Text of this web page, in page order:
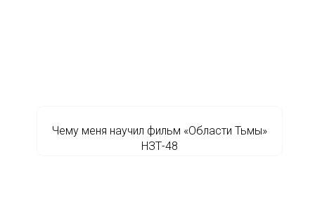
Чему меня научил фильм «Области Тьмы»
НЗТ-48